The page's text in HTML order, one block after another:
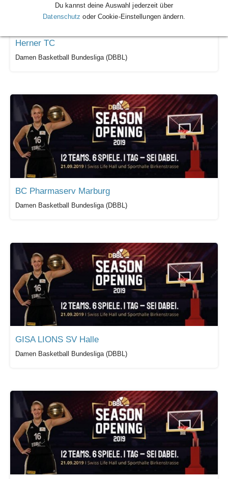
Herner TC
Damen Basketball Bundesliga (DBBL)
BC Pharmaserv Marburg
Damen Basketball Bundesliga (DBBL)
GISA LIONS SV Halle
Damen Basketball Bundesliga (DBBL)
Du kannst deine Auswahl jederzeit über
Datenschutz oder Cookie-Einstellungen ändern.